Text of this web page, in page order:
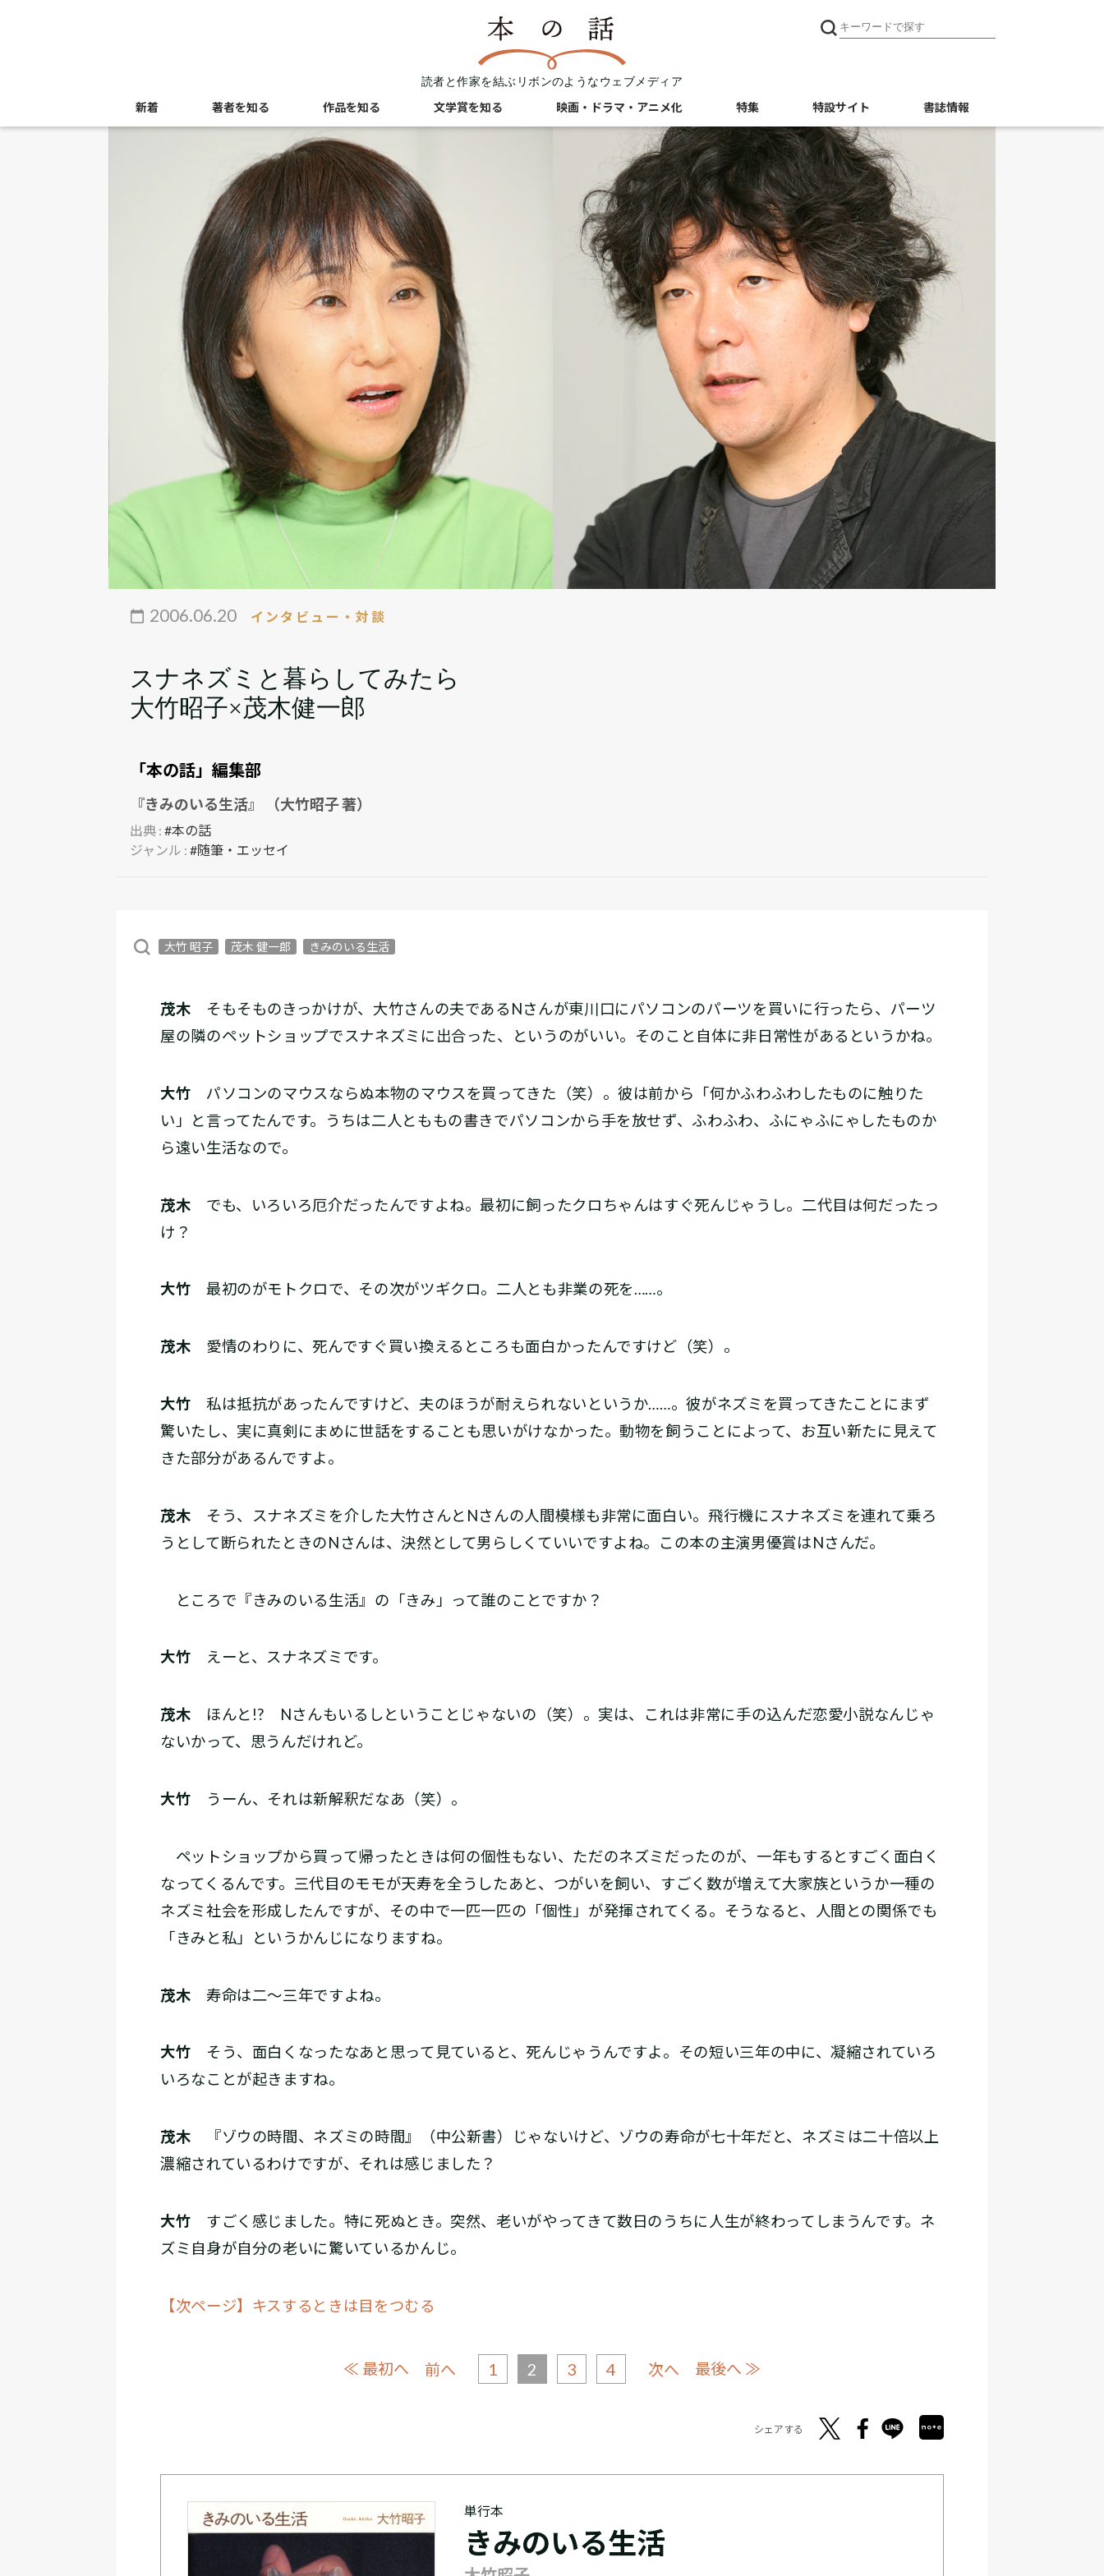
読者と作家を結ぶリボンのようなウェブメディア
新着 著者を知る 作品を知る 文学賞を知る 映画・ドラマ・アニメ化 特集 特設サイト 書誌情報
2006.06.20 インタビュー・対談
スナネズミと暮らしてみたら
大竹昭子×茂木健一郎
「本の話」編集部
『きみのいる生活』 （大竹昭子 著）
出典 : #本の話
ジャンル : #随筆・エッセイ
大竹 昭子 茂木 健一郎 きみのいる生活
茂木 そもそものきっかけが、大竹さんの夫であるNさんが東川口にパソコンのパーツを買いに行ったら、パーツ
屋の隣のペットショップでスナネズミに出合った、というのがいい。そのこと自体に非日常性があるというかね。
大竹 パソコンのマウスならぬ本物のマウスを買ってきた（笑）。彼は前から「何かふわふわしたものに触りた
い」と言ってたんです。うちは二人とももの書きでパソコンから手を放せず、ふわふわ、ふにゃふにゃしたものか
ら遠い生活なので。
茂木 でも、いろいろ厄介だったんですよね。最初に飼ったクロちゃんはすぐ死んじゃうし。二代目は何だったっ
け？
大竹 最初のがモトクロで、その次がツギクロ。二人とも非業の死を……。
茂木 愛情のわりに、死んですぐ買い換えるところも面白かったんですけど（笑）。
大竹 私は抵抗があったんですけど、夫のほうが耐えられないというか……。彼がネズミを買ってきたことにまず
驚いたし、実に真剣にまめに世話をすることも思いがけなかった。動物を飼うことによって、お互い新たに見えて
きた部分があるんですよ。
茂木 そう、スナネズミを介した大竹さんとNさんの人間模様も非常に面白い。飛行機にスナネズミを連れて乗ろ
うとして断られたときのNさんは、決然として男らしくていいですよね。この本の主演男優賞はNさんだ。
ところで『きみのいる生活』の「きみ」って誰のことですか？
大竹 えーと、スナネズミです。
茂木 ほんと!? Nさんもいるしということじゃないの（笑）。実は、これは非常に手の込んだ恋愛小説なんじゃ
ないかって、思うんだけれど。
大竹 うーん、それは新解釈だなあ（笑）。
ペットショップから買って帰ったときは何の個性もない、ただのネズミだったのが、一年もするとすごく面白く
なってくるんです。三代目のモモが天寿を全うしたあと、つがいを飼い、すごく数が増えて大家族というか一種の
ネズミ社会を形成したんですが、その中で一匹一匹の「個性」が発揮されてくる。そうなると、人間との関係でも
「きみと私」というかんじになりますね。
茂木 寿命は二～三年ですよね。
大竹 そう、面白くなったなあと思って見ていると、死んじゃうんですよ。その短い三年の中に、凝縮されていろ
いろなことが起きますね。
茂木 『ゾウの時間、ネズミの時間』（中公新書）じゃないけど、ゾウの寿命が七十年だと、ネズミは二十倍以上
濃縮されているわけですが、それは感じました？
大竹 すごく感じました。特に死ぬとき。突然、老いがやってきて数日のうちに人生が終わってしまうんです。ネ
ズミ自身が自分の老いに驚いているかんじ。
【次ページ】キスするときは目をつむる
≪ 最初へ 前へ 1 2 3 4 次へ 最後へ ≫
シェアする
単行本
きみのいる生活